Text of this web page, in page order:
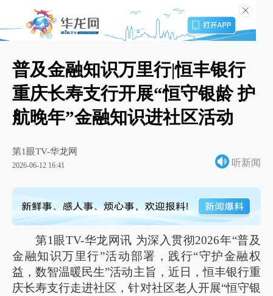
普及金融知识万里行|恒丰银行
重庆长寿支行开展“恒守银龄 护
航晚年”金融知识进社区活动
第1眼TV-华龙网
2026-06-12 16:41 听新闻
第1眼TV-华龙网讯 为深入贯彻2026年“普及
金融知识万里行”活动部署，践行“守护金融权
益，数智温暖民生”活动主旨，近日，恒丰银行重
庆长寿支行走进社区，针对社区老人开展“恒守银